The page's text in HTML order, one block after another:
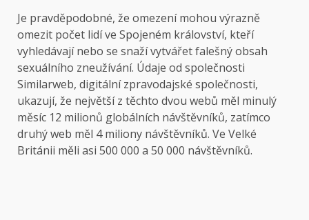
Je pravděpodobné, že omezení mohou výrazně
omezit počet lidí ve Spojeném království, kteří
vyhledávají nebo se snaží vytvářet falešný obsah
sexuálního zneužívání. Údaje od společnosti
Similarweb, digitální zpravodajské společnosti,
ukazují, že největší z těchto dvou webů měl minulý
měsíc 12 milionů globálních návštěvníků, zatímco
druhý web měl 4 miliony návštěvníků. Ve Velké
Británii měli asi 500 000 a 50 000 návštěvníků.